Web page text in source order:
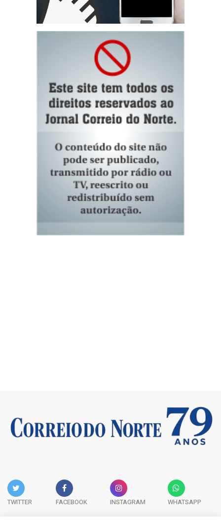
TWITTER FACEBOOK INSTAGRAM WHATSAPP